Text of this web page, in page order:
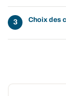
Choix des